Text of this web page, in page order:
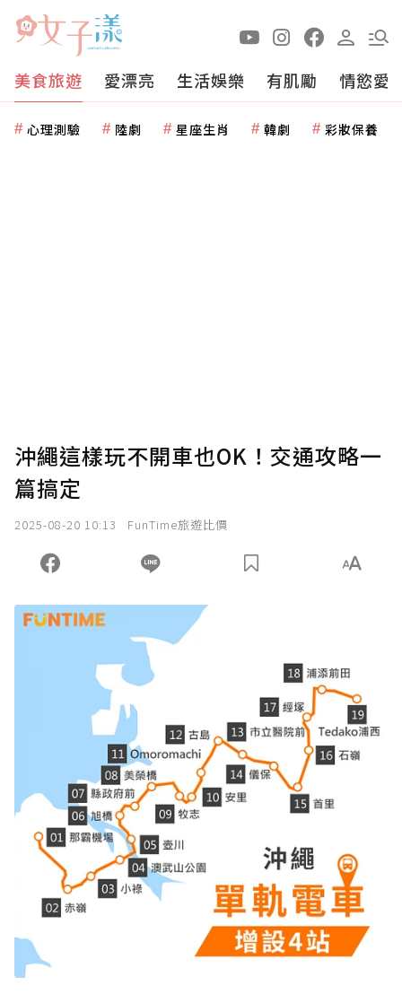
美食旅遊 愛漂亮 生活娛樂 有肌勵 情慾愛
心理測驗 陸劇 星座生肖 韓劇 彩妝保養
沖繩這樣玩不開車也OK！交通攻略一
篇搞定
2025-08-20 10:13 FunTime旅遊比價